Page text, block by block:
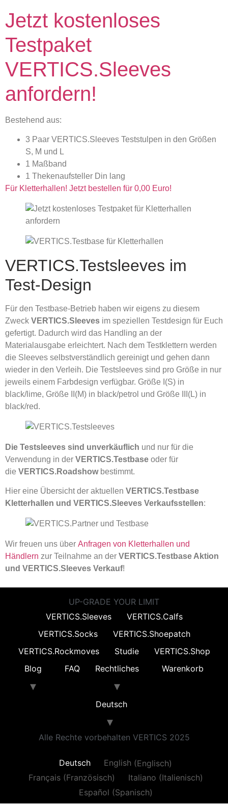
Jetzt kostenloses
Testpaket
VERTICS.Sleeves
anfordern!
Bestehend aus:
3 Paar VERTICS.Sleeves Teststulpen in den Größen
S, M und L
1 Maßband
1 Thekenaufsteller Din lang
Für Kletterhallen! Jetzt bestellen für 0,00 Euro!
VERTICS.Testsleeves im
Test-Design
Für den Testbase-Betrieb haben wir eigens zu diesem
Zweck VERTICS.Sleeves im speziellen Testdesign für Euch
gefertigt. Dadurch wird das Handling an der
Materialausgabe erleichtert. Nach dem Testklettern werden
die Sleeves selbstverständlich gereinigt und gehen dann
wieder in den Verleih. Die Testsleeves sind pro Größe in nur
jeweils einem Farbdesign verfügbar. Größe I(S) in
black/lime, Größe II(M) in black/petrol und Größe III(L) in
black/red.
Die Testsleeves sind unverkäuflich und nur für die
Verwendung in der VERTICS.Testbase oder für
die VERTICS.Roadshowbestimmt.
Hier eine Übersicht der aktuellen VERTICS.Testbase
Kletterhallen und VERTICS.Sleeves Verkaufsstellen:
Wir freuen uns über Anfragen von Kletterhallen und
Händlern zur Teilnahme an der VERTICS.Testbase Aktion
und VERTICS.Sleeves Verkauf!
UP-GRADE YOUR LIMIT
VERTICS.Sleeves
VERTICS.Calfs
VERTICS.Socks
VERTICS.Shoepatch
VERTICS.Rockmoves
Studie
VERTICS.Shop
Blog
FAQ Rechtliches Warenkorb
Deutsch
Alle Rechte vorbehalten VERTICS 2025
Deutsch English (Englisch)
Français(Französisch) Italiano (Italienisch)
Español (Spanisch)